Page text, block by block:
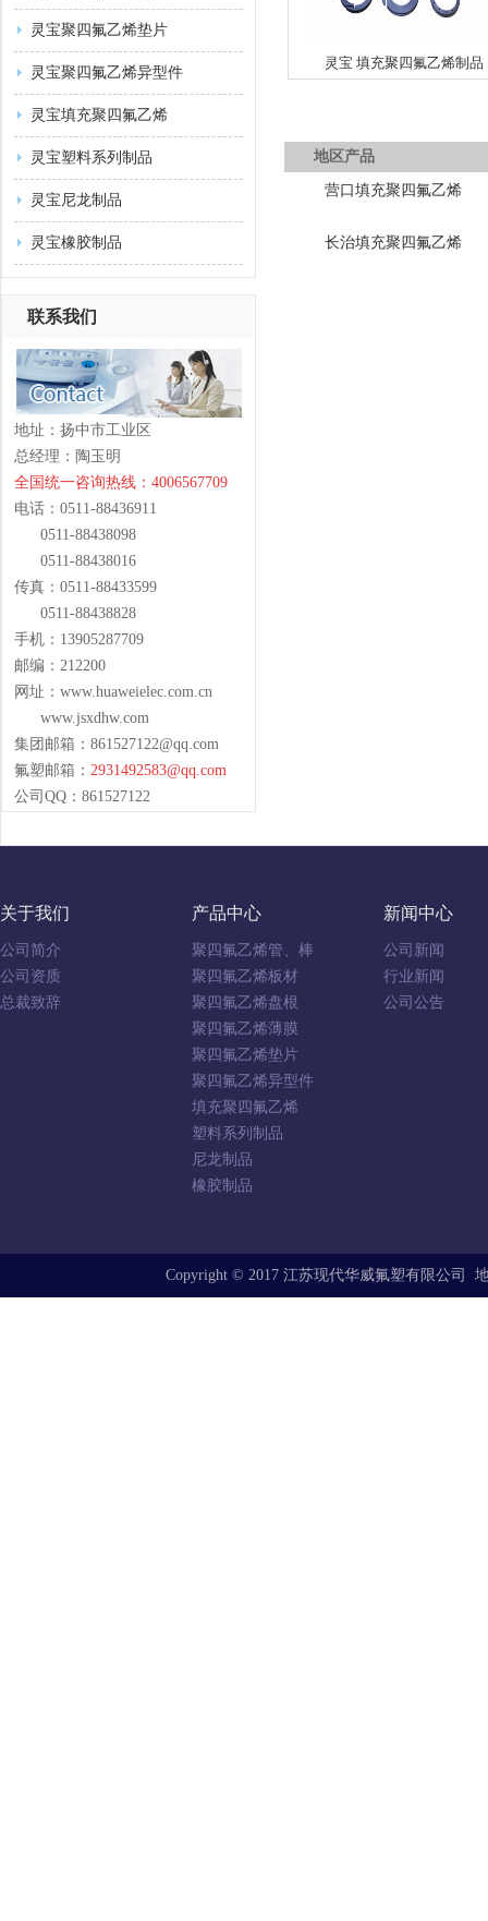
灵宝聚四氟乙烯垫片
灵宝聚四氟乙烯异型件
灵宝填充聚四氟乙烯
灵宝塑料系列制品
灵宝尼龙制品
灵宝橡胶制品
联系我们
地址：扬中市工业区
总经理：陶玉明
全国统一咨询热线：4006567709
电话：0511-88436911
0511-88438098
0511-88438016
传真：0511-88433599
0511-88438828
手机：13905287709
邮编：212200
网址：www.huaweielec.com.cn
www.jsxdhw.com
集团邮箱： 861527122@qq.com
氟塑邮箱： 2931492583@qq.com
公司QQ：861527122
灵宝 填充聚四氟乙烯制品
地区产品
营口填充聚四氟乙烯
长治填充聚四氟乙烯
关于我们
公司简介
公司资质
总裁致辞
产品中心
聚四氟乙烯管、棒
聚四氟乙烯板材
聚四氟乙烯盘根
聚四氟乙烯薄膜
聚四氟乙烯垫片
聚四氟乙烯异型件
填充聚四氟乙烯
塑料系列制品
尼龙制品
橡胶制品
新闻中心
公司新闻
行业新闻
公司公告
Copyright © 2017 江苏现代华威氟塑有限公司